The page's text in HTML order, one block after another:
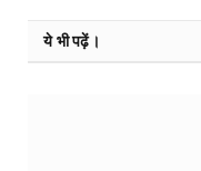
ये भी पढ़ें।